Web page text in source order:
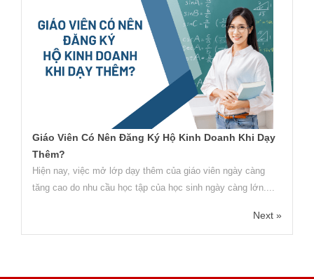
Giáo Viên Có Nên Đăng Ký Hộ Kinh Doanh Khi Dạy
Thêm?
Hiện nay, việc mở lớp dạy thêm của giáo viên ngày càng
tăng cao do nhu cầu học tập của học sinh ngày càng lớn....
Next »